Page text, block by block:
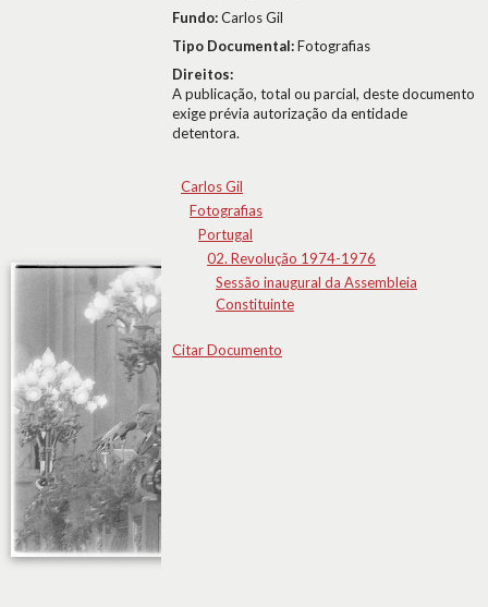
Fundo:Carlos Gil
Tipo Documental:Fotografias
Direitos:
A publicação, total ou parcial, deste documento
exige prévia autorização da entidade
detentora.
Carlos Gil
Fotografias
Portugal
02. Revolução 1974-1976
Sessão inaugural da Assembleia
Constituinte
Citar Documento